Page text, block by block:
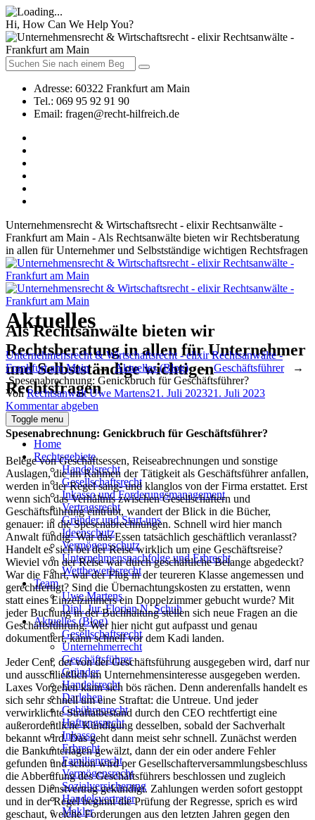
Hi, How Can We Help You?
Adresse: 60322 Frankfurt am Main
Tel.: 069 95 92 91 90
Email: fragen@recht-hilfreich.de
Unternehmensrecht & Wirtschaftsrecht - elixir Rechtsanwälte -
Frankfurt am Main - Als Rechtsanwälte bieten wir Rechtsberatung
in allen für Unternehmer und Selbstständige wichtigen Rechtsfragen
Als Rechtsanwälte bieten wir
Rechtsberatung in allen für Unternehmer
und Selbstständige wichtigen
Rechtsfragen
Toggle menu
Home
Rechtsgebiete
Handelsrecht
Gesellschaftsrecht
Inkasso und Forderungsmanagement
Vertragsrecht
Gründer und Start-ups
Ideenschutz
Vermögensschutz
Unternehmensnachfolge und Erbrecht
Wettbewerbsrecht
Team
Uwe Martens
Dipl. Jur. Florian N. Schuh
Aktuelles (Blog)
Gesellschaftsrecht
Unternehmerrecht
Geschäftsführer
Gründer
Handelsrecht
Darlehen
Gebührenrecht
Haftungsrecht
Inkasso
Erbrecht
Familienrecht
Vermögensrecht
Sozialversicherung
Handelsvertreter
Makler
Aktuelles
Unternehmensrecht & Wirtschaftsrecht - elixir Rechtsanwälte -
Frankfurt am Main →Aktuelles (Blog)→Geschäftsführer→
Spesenabrechnung: Genickbruch für Geschäftsführer?
Author
VonRechtsanwalt Uwe MartensPosted
21. Juli 202321. Juli 2023
Kommentar abgeben
Spesenabrechnung: Genickbruch für Geschäftsführer?
Belege von Geschäftsessen, Reiseabrechnungen und sonstige
Auslagen, die im Rahmen der Tätigkeit als Geschäftsführer anfallen,
werden in der Regel sang- und klanglos von der Firma erstattet. Erst
wenn sich das Verhältnis zwischen Gesellschaftern und
Geschäftsführung eintrübt, wandert der Blick in die Bücher,
genauer: in die Spesenabrechnungen. Schnell wird hier manch
Anwalt fündig: War das Essen tatsächlich geschäftlich veranlasst?
Handelt es sich bei der Reise wirklich um eine Geschäftsreise?
Wieviel von der Reise war durch geschäftliche Belange abgedeckt?
War die Fahrt, war der Flug in der teureren Klasse angemessen und
gerechtfertigt? Sind die Übernachtungskosten zu erstatten, wenn
statt eines Einzelzimmers ein Doppelzimmer gebucht wurde? Mit
jeder Buchung in der Buchhaltung stellen sich neue Fragen an die
Geschäftsführung. Wer hier nicht gut aufpasst und genau
dokumentiert, kann schnell vor dem Kadi landen.
Jeder Cent, der von der Geschäftsführung ausgegeben wird, darf nur
und ausschließlich im Unternehmensinteresse ausgegeben werden.
Laxes Vorgehen kann sich bös rächen. Denn anderenfalls handelt es
sich sehr schnell um eine Straftat: die Untreue. Und jeder
verwirklichte Straftatbestand durch den CEO rechtfertigt eine
außerordentliche Kündigung desselben, sobald der Sachverhalt
bekannt wird. Das geht dann meist sehr schnell. Zunächst werden
die Bankunterlagen gewälzt, dann der ein oder andere Fehler
gefunden und schon wird per Gesellschafterversammlungsbeschluss
die Abberufung des Geschäftsführers beschlossen und zugleich
dessen Dienstvertrag gekündigt. Zahlungen werden sofort gestoppt
und in der Regel beginnt die Prüfung der Regresse, sprich es wird
geschaut, welche Forderungen aus den letzten Jahren gegen den